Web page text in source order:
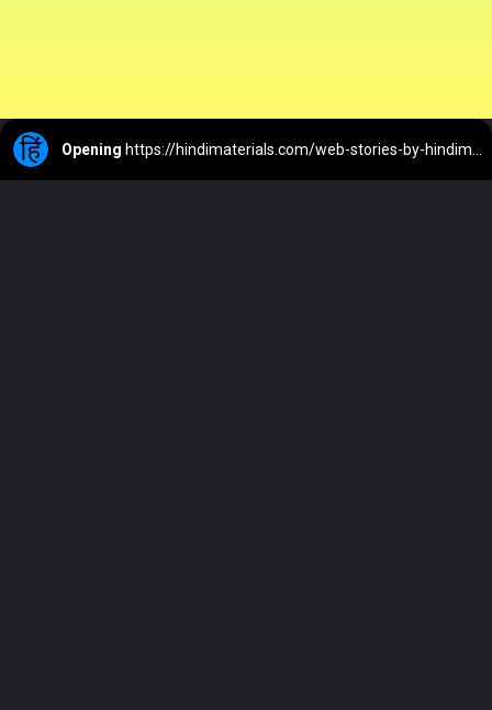
Opening https://hindimaterials.com/web-stories-by-hindimaterials/